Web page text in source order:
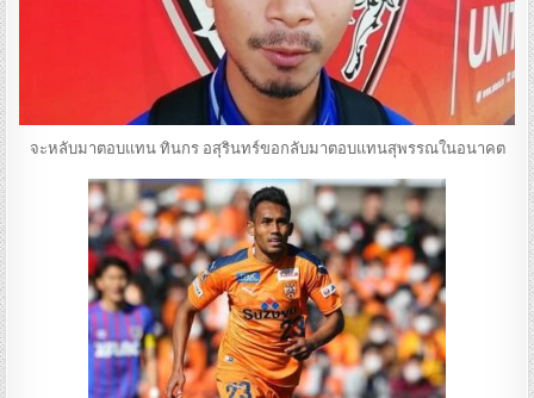
จะหลับมาตอบแทน ทินกร อสุรินทร์ขอกลับมาตอบแทนสุพรรณในอนาคต